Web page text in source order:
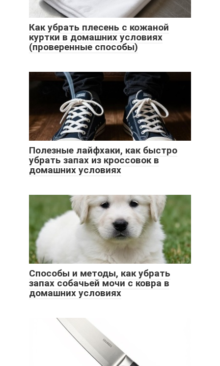
Как убрать плесень с кожаной
куртки в домашних условиях
(проверенные способы)
Полезные лайфхаки, как быстро
убрать запах из кроссовок в
домашних условиях
Способы и методы, как убрать
запах собачьей мочи с ковра в
домашних условиях